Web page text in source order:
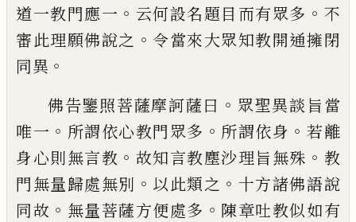
道一教門應一 。 云何設名題目而有眾多 。 不
審此理願佛說之 。令當來大眾知教開通擁閉
同異 。
佛告鑒照菩薩摩訶薩曰 。 眾聖異談旨當
唯一 。 所謂依心教門眾多 。 所謂依身 。若離
身心則無言教 。 故知言教塵沙理旨無殊 。 教
門無量歸處無別 。 以此類之 。 十方諸佛語說
同故 。 無量菩薩方便處多 。 陳章吐教似如有